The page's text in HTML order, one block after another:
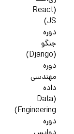
(React
JS)
دوره
جنگو
(Django)
دوره
مهندسی
داده
(Data
Engineering)
دوره